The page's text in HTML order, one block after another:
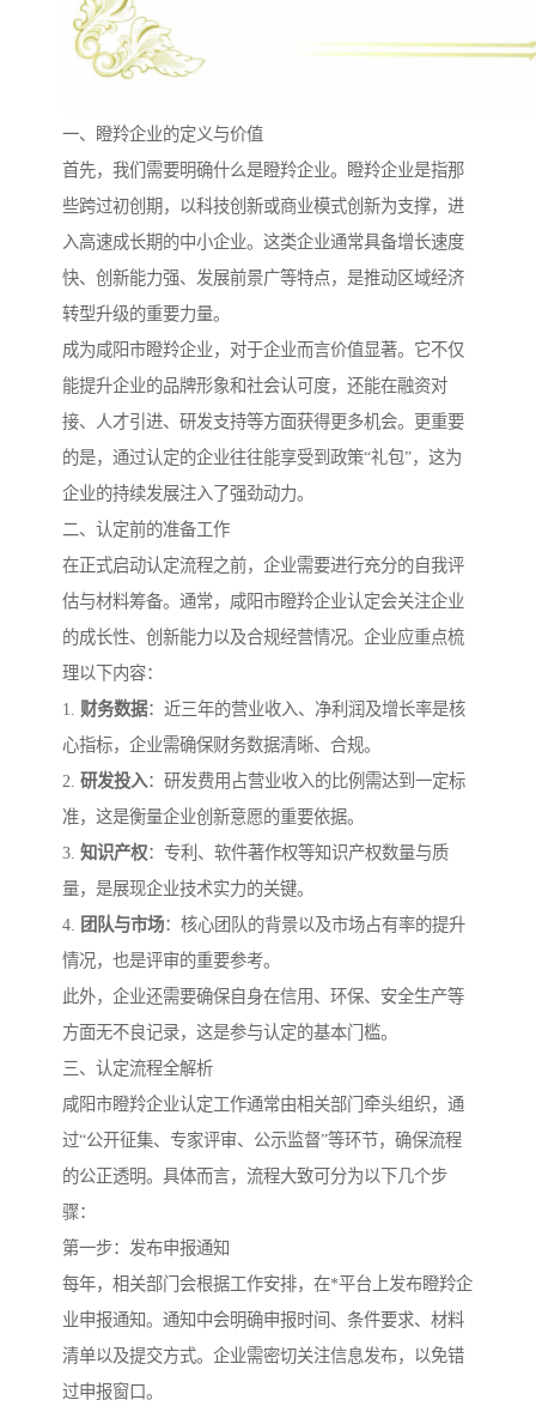
一、瞪羚企业的定义与价值
首先，我们需要明确什么是瞪羚企业。瞪羚企业是指那
些跨过初创期，以科技创新或商业模式创新为支撑，进
入高速成长期的中小企业。这类企业通常具备增长速度
快、创新能力强、发展前景广等特点，是推动区域经济
转型升级的重要力量。
成为咸阳市瞪羚企业，对于企业而言价值显著。它不仅
能提升企业的品牌形象和社会认可度，还能在融资对
接、人才引进、研发支持等方面获得更多机会。更重要
的是，通过认定的企业往往能享受到政策“礼包”，这为
企业的持续发展注入了强劲动力。
二、认定前的准备工作
在正式启动认定流程之前，企业需要进行充分的自我评
估与材料筹备。通常，咸阳市瞪羚企业认定会关注企业
的成长性、创新能力以及合规经营情况。企业应重点梳
理以下内容：
1. 财务数据：近三年的营业收入、净利润及增长率是核
心指标，企业需确保财务数据清晰、合规。
2. 研发投入：研发费用占营业收入的比例需达到一定标
准，这是衡量企业创新意愿的重要依据。
3. 知识产权：专利、软件著作权等知识产权数量与质
量，是展现企业技术实力的关键。
4.
团队与市场：核心团队的背景以及市场占有率的提升
情况，也是评审的重要参考。
此外，企业还需要确保自身在信用、环保、安全生产等
方面无不良记录，这是参与认定的基本门槛。
三、认定流程全解析
咸阳市瞪羚企业认定工作通常由相关部门牵头组织，通
过“公开征集、专家评审、公示监督”等环节，确保流程
的公正透明。具体而言，流程大致可分为以下几个步
骤：
第一步：发布申报通知
每年，相关部门会根据工作安排，在*平台上发布瞪羚企
业申报通知。通知中会明确申报时间、条件要求、材料
清单以及提交方式。企业需密切关注信息发布，以免错
过申报窗口。